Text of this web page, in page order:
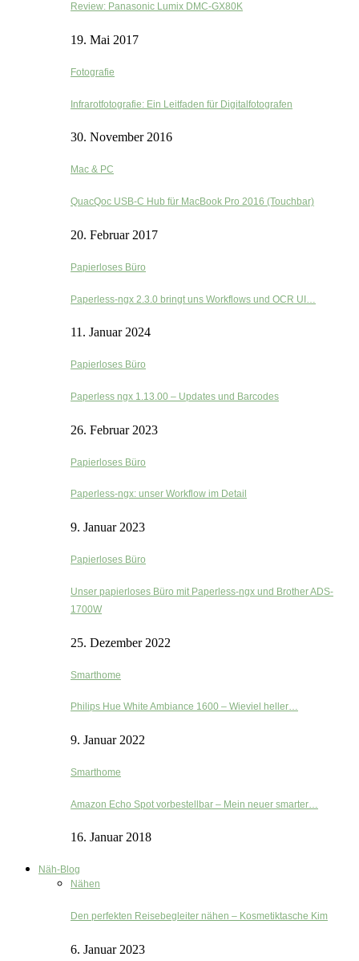
Review: Panasonic Lumix DMC-GX80K
19. Mai 2017
Fotografie
Infrarotfotografie: Ein Leitfaden für Digitalfotografen
30. November 2016
Mac & PC
QuacQoc USB-C Hub für MacBook Pro 2016 (Touchbar)
20. Februar 2017
Papierloses Büro
Paperless-ngx 2.3.0 bringt uns Workflows und OCR UI…
11. Januar 2024
Papierloses Büro
Paperless ngx 1.13.00 – Updates und Barcodes
26. Februar 2023
Papierloses Büro
Paperless-ngx: unser Workflow im Detail
9. Januar 2023
Papierloses Büro
Unser papierloses Büro mit Paperless-ngx und Brother ADS-
1700W
25. Dezember 2022
Smarthome
Philips Hue White Ambiance 1600 – Wieviel heller…
9. Januar 2022
Smarthome
Amazon Echo Spot vorbestellbar – Mein neuer smarter…
16. Januar 2018
Näh-Blog
Nähen
Den perfekten Reisebegleiter nähen – Kosmetiktasche Kim
6. Januar 2023